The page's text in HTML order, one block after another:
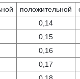
положительной
0,14
0,15
0,16
0,17